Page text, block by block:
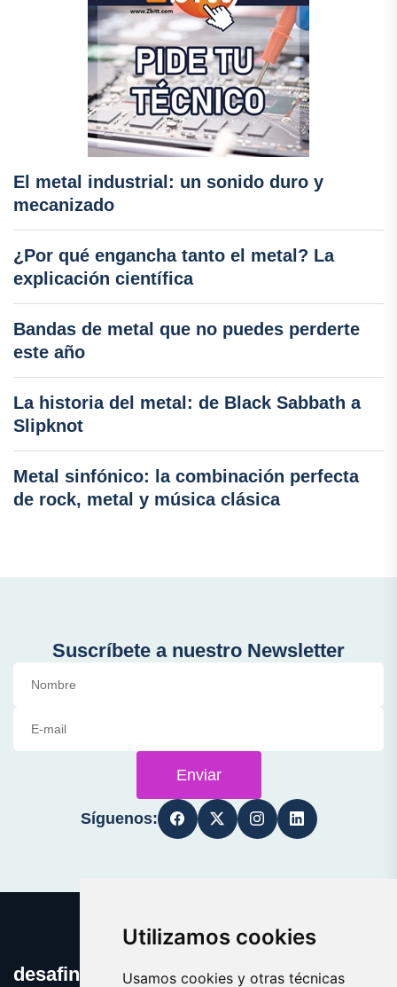
Utilizamos cookies
Usamos cookies y otras técnicas
El metal industrial: un sonido duro y
mecanizado
¿Por qué engancha tanto el metal? La
explicación científica
Bandas de metal que no puedes perderte
este año
La historia del metal: de Black Sabbath a
Slipknot
Metal sinfónico: la combinación perfecta
de rock, metal y música clásica
Suscríbete a nuestro Newsletter
Enviar
Síguenos:
desafinado.es